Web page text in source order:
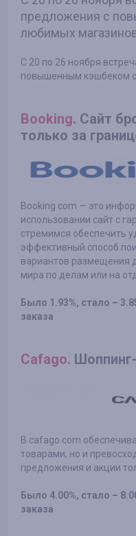
предложения с
любимых
С 20 по 26 ноября
повышенным кэшбеком
Booking. Сайт
только за
Booking com — это
использовании сайт с
стремимся обеспечить
эффективный способ
вариантов размещения
мира по делам или на
Было 1.93%, стало –
заказа
Cafago.
В cafago com
товарами, но и
предложения и акции
Было 4.00%, стало –
заказа